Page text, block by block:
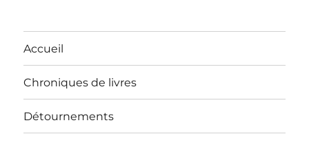
Accueil
Chroniques de livres
Détournements